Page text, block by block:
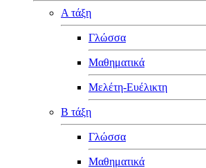
Α τάξη
Γλώσσα
Μαθηματικά
Μελέτη-Ευέλικτη
Β τάξη
Γλώσσα
Μαθηματικά